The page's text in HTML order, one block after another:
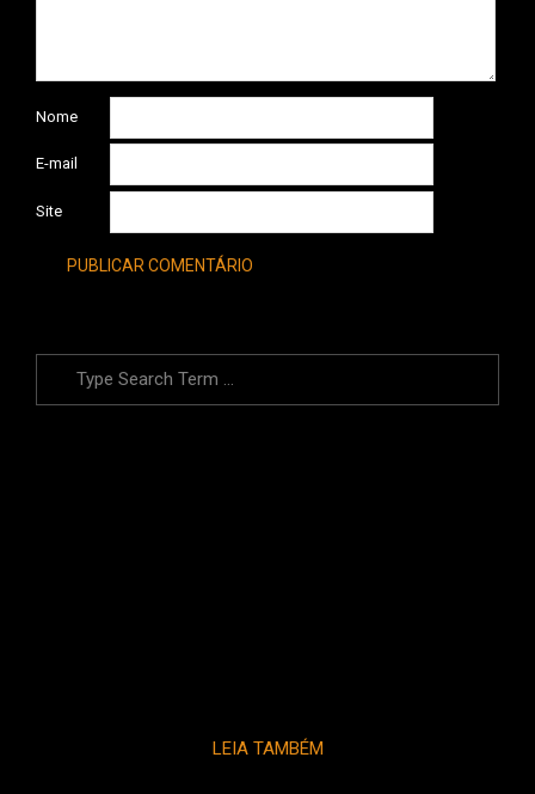
Nome
E-mail
Site
LEIA TAMBÉM